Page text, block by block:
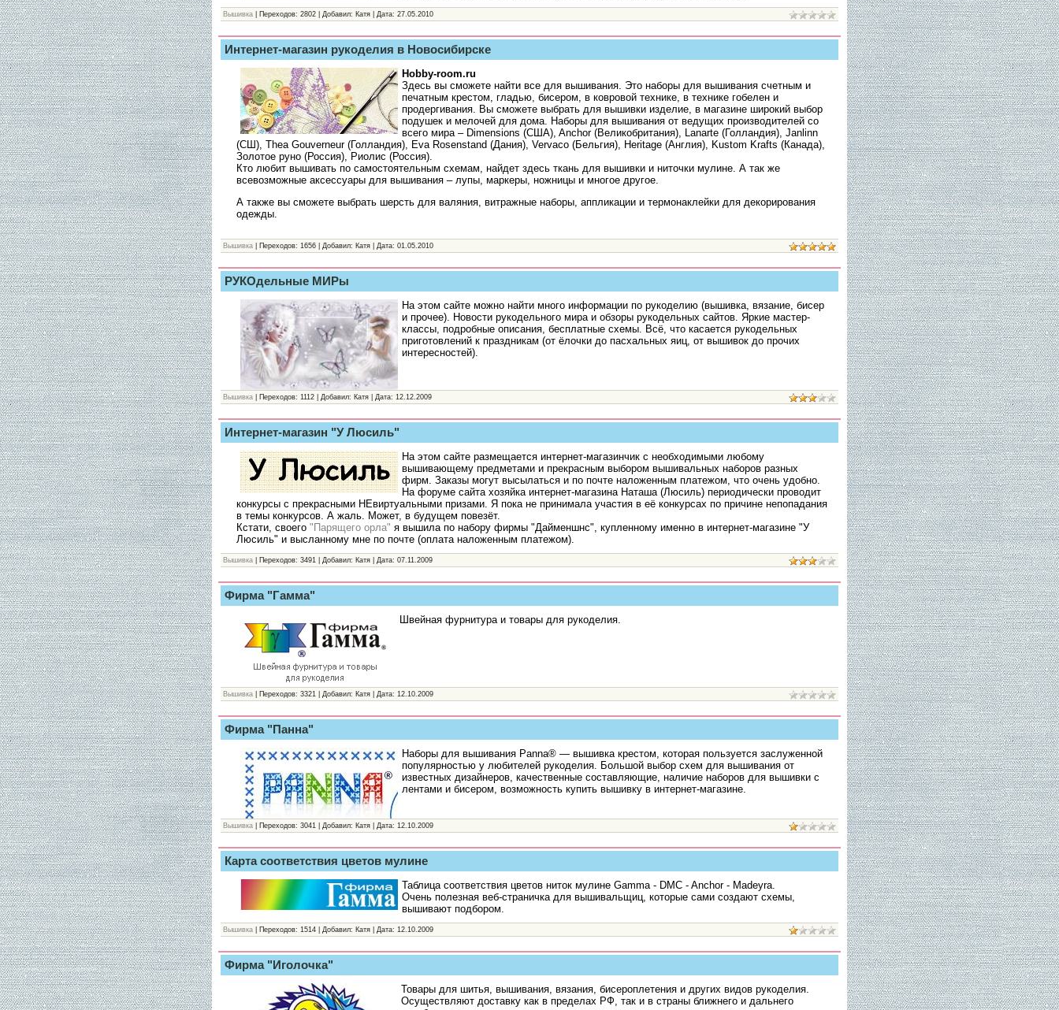
Вышивка| Переходов: 2802 | Добавил: Катя | Дата: 27.05.2010
Интернет-магазин рукоделия в Новосибирске
Hobby-room.ru
Здесь вы сможете найти все для вышивания. Это наборы для вышивания счетным и
печатным крестом, гладью, бисером, в ковровой технике, в технике гобелен и
продергивания. Вы сможете выбрать для вышивки изделие, в магазине широкий выбор
подушек и мелочей для дома. Наборы для вышивания от ведущих производителей со
всего мира – Dimensions (США), Anchor (Великобритания), Lanarte (Голландия), Janlinn
(СШ), Thea Gouverneur (Голландия), Eva Rosenstand (Дания), Vervaco (Бельгия), Heritage (Англия), Kustom Krafts (Канада),
Золотое руно (Россия), Риолис (Россия).
Кто любит вышивать по самостоятельным схемам, найдет здесь ткань для вышивки и ниточки мулине. А так же
всевозможные аксессуары для вышивания – лупы, маркеры, ножницы и многое другое.
А также вы сможете выбрать шерсть для валяния, витражные наборы, аппликации и термонаклейки для декорирования
одежды.
Вышивка| Переходов: 1656 | Добавил: Катя | Дата: 01.05.2010
РУКОдельные МИРы
На этом сайте можно найти много информации по рукоделию (вышивка, вязание, бисер
и прочее). Новости рукодельного мира и обзоры рукодельных сайтов. Яркие мастер-
классы, подробные описания, бесплатные схемы. Всё, что касается рукодельных
приготовлений к праздникам (от ёлочки до пасхальных яиц, от вышивок до прочих
интересностей).
Вышивка| Переходов: 1112 | Добавил: Катя | Дата: 12.12.2009
Интернет-магазин "У Люсиль"
На этом сайте размещается интернет-магазинчик с необходимыми любому
вышивающему предметами и прекрасным выбором вышивальных наборов разных
фирм. Заказы могут высылаться и по почте наложенным платежом, что очень удобно.
На форуме сайта хозяйка интернет-магазина Наташа (Люсиль) периодически проводит
конкурсы с прекрасными НЕвиртуальными призами. Я пока не принимала участия в её конкурсах по причине непопадания
в темы конкурсов. А жаль. Может, в будущем повезёт.
Кстати, своего"Парящего орла" я вышила по набору фирмы "Дайменшнс", купленному именно в интернет-магазине "У
Люсиль" и высланному мне по почте (оплата наложенным платежом).
Вышивка| Переходов: 3491 | Добавил: Катя | Дата: 07.11.2009
Фирма "Гамма"
Швейная фурнитура и товары для рукоделия.
Вышивка| Переходов: 3321 | Добавил: Катя | Дата: 12.10.2009
Фирма "Панна"
Наборы для вышивания Panna® — вышивка крестом, которая пользуется заслуженной
популярностью у любителей рукоделия. Большой выбор схем для вышивания от
известных дизайнеров, качественные составляющие, наличие наборов для вышивки с
лентами и бисером, возможность купить вышивку в интернет-магазине.
Вышивка| Переходов: 3041 | Добавил: Катя | Дата: 12.10.2009
Карта соответствия цветов мулине
Таблица соответствия цветов ниток мулине Gamma - DMC - Anchor - Madeyra.
Очень полезная веб-страничка для вышивальщиц, которые сами создают схемы,
вышивают подбором.
Вышивка| Переходов: 1514 | Добавил: Катя | Дата: 12.10.2009
Фирма "Иголочка"
Товары для шитья, вышивания, вязания, бисероплетения и других видов рукоделия.
Осуществляют доставку как в пределах РФ, так и в страны ближнего и дальнего